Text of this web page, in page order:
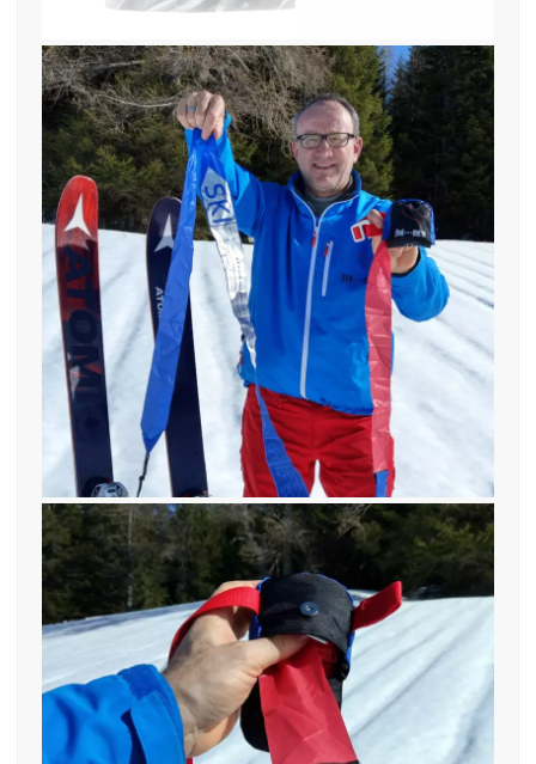
8. Oktober 2019
find—me 2019
8. Oktober 2019
find—me 2019